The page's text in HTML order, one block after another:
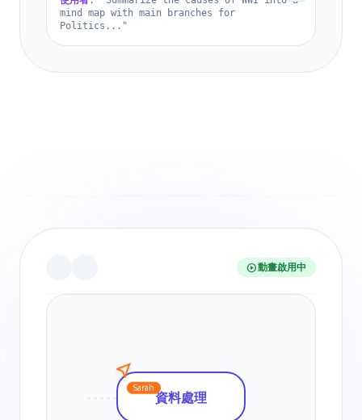
mind map with main branches for
Politics..."
play_circle動畫啟用中
near_me
Sarah
資料處理